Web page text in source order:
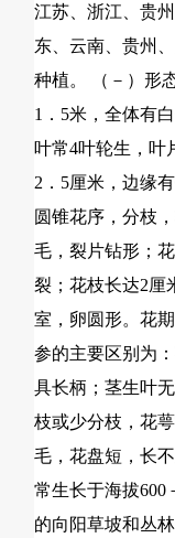
江苏、浙江、贵
东、云南、贵州
种植。 （－）形
1．5米，全体有
叶常4叶轮生，叶
2．5厘米，边缘
圆锥花序，分枝
毛，裂片钻形；
裂；花枝长达2厘
室，卵圆形。花
参的主要区别为
具长柄；茎生叶
枝或少分枝，花
毛，花盘短，长
常生长于海拔600
的向阳草坡和丛